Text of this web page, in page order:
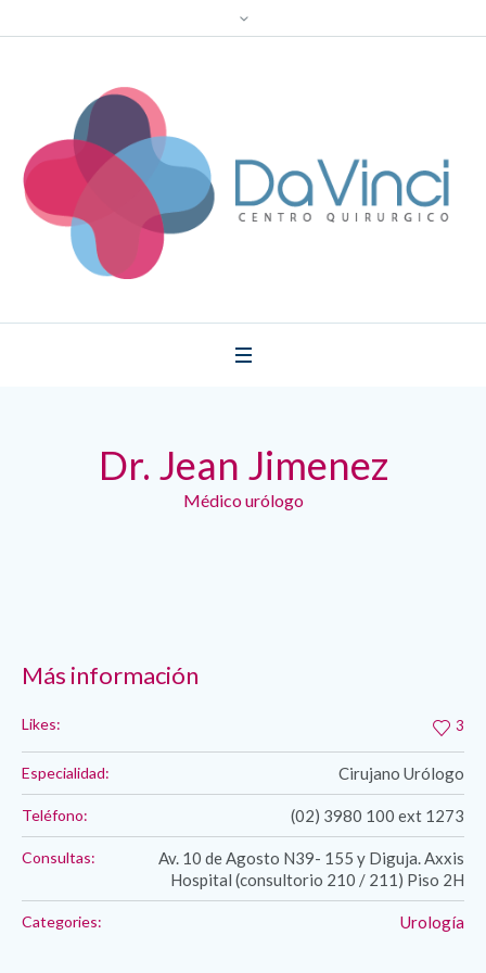
Dr. Jean Jimenez
Médico urólogo
Más información
Likes: 3
Especialidad: Cirujano Urólogo
Teléfono: (02) 3980 100 ext 1273
Consultas:
Av. 10 de Agosto N39- 155 y Diguja. Axxis
Hospital (consultorio 210 / 211) Piso 2H
Categories: Urología